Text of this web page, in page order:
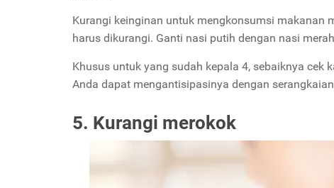
Kurangi keinginan untuk mengkonsumsi makanan
harus dikurangi. Ganti nasi putih dengan nasi
Khusus untuk yang sudah kepala 4, sebaiknya cek
Anda dapat mengantisipasinya dengan
5. Kurangi merokok